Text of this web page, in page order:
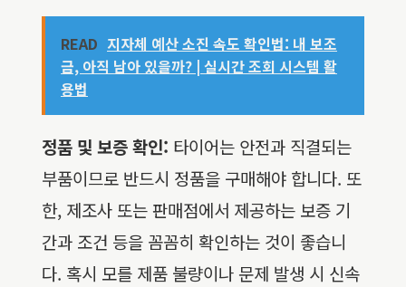
READ 지자체 예산 소진 속도 확인법: 내 보조
금, 아직 남아 있을까? | 실시간 조회 시스템 활
용법
정품 및 보증 확인: 타이어는 안전과 직결되는
부품이므로 반드시 정품을 구매해야 합니다. 또
한, 제조사 또는 판매점에서 제공하는 보증 기
간과 조건 등을 꼼꼼히 확인하는 것이 좋습니
다. 혹시 모를 제품 불량이나 문제 발생 시 신속